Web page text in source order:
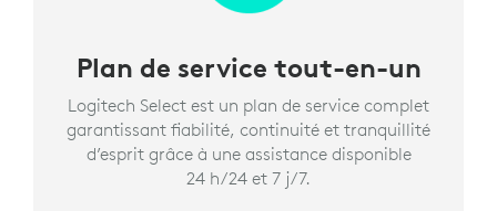
Plan de service tout-en-un
Logitech Select est un plan de service complet
garantissant fiabilité, continuité et tranquillité
d’esprit grâce à une assistance disponible
24 h/24 et 7 j/7.